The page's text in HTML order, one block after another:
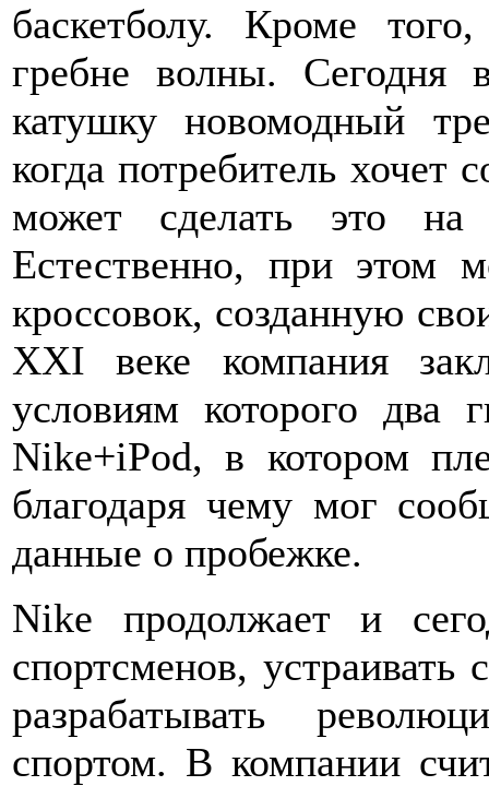
баскетболу. Кроме
гребне волны. Сегодня
катушку новомодный
когда потребитель хочет
может сделать это
Естественно, при этом
кроссовок, созданную
XXI веке компания
условиям которого два
Nike+iPod, в котором
благодаря чему мог
данные о пробежке.
Nike продолжает и
спортсменов,
разрабатывать
спортом. В компании